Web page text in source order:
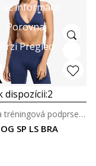
Viac informácií
Porovnaj
Brzi Pregled
dispozícii:2
SP LS BRA
Dámska tréningová podprsenka